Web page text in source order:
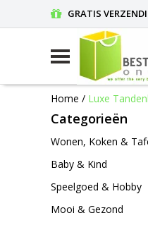
GRATIS
Home / Luxe
Categorieën
Wonen, Koken &
Baby & Kind
Speelgoed & Hobby
Mooi & Gezond